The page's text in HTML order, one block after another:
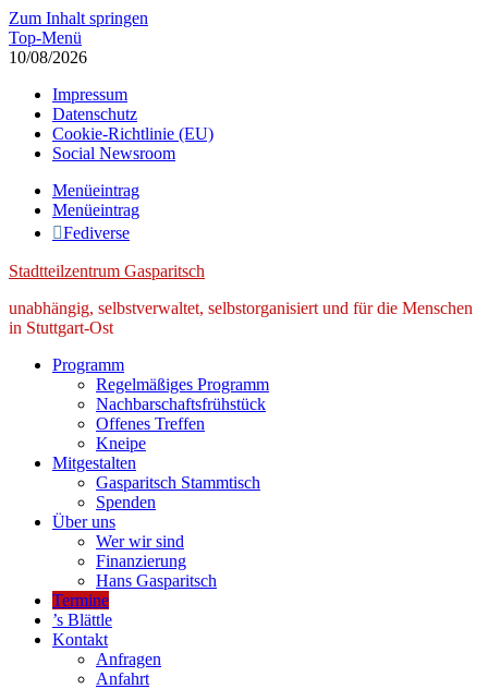
Zum Inhalt springen
Top-Menü
10/08/2026
Impressum
Datenschutz
Cookie-Richtlinie (EU)
Social Newsroom
Menüeintrag
Menüeintrag
Fediverse
Stadtteilzentrum Gasparitsch
unabhängig, selbstverwaltet, selbstorganisiert und für die Menschen
in Stuttgart-Ost
Programm
Regelmäßiges Programm
Nachbarschaftsfrühstück
Offenes Treffen
Kneipe
Mitgestalten
Gasparitsch Stammtisch
Spenden
Über uns
Wer wir sind
Finanzierung
Hans Gasparitsch
Termine
’s Blättle
Kontakt
Anfragen
Anfahrt